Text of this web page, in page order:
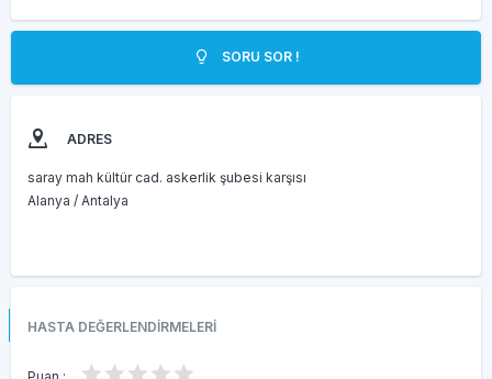
SORU SOR !
ADRES
saray mah kültür cad. askerlik şubesi karşısı
Alanya / Antalya
HASTA DEĞERLENDİRMELERİ